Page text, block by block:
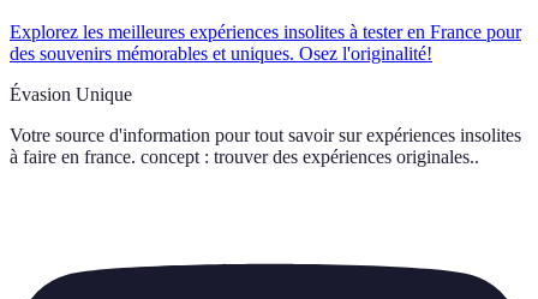
Explorez les meilleures expériences insolites à tester en France pour
des souvenirs mémorables et uniques. Osez l'originalité!
Évasion Unique
Votre source d'information pour tout savoir sur expériences insolites
à faire en france. concept : trouver des expériences originales..